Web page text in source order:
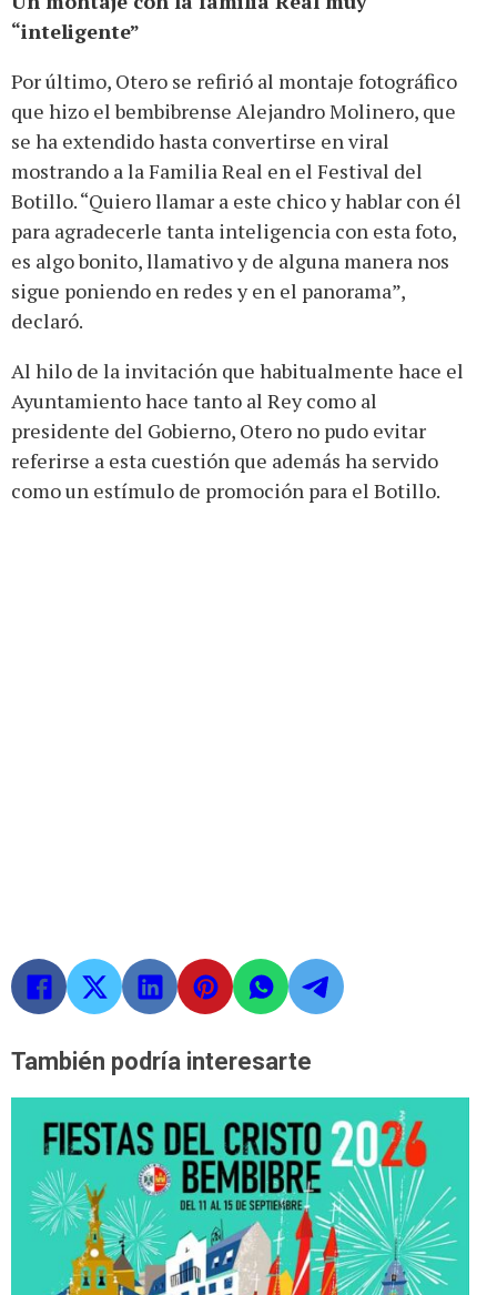
“inteligente”
Por último, Otero se refirió al montaje fotográfico
que hizo el bembibrense Alejandro Molinero, que
se ha extendido hasta convertirse en viral
mostrando a la Familia Real en el Festival del
Botillo. “Quiero llamar a este chico y hablar con él
para agradecerle tanta inteligencia con esta foto,
es algo bonito, llamativo y de alguna manera nos
sigue poniendo en redes y en el panorama”,
declaró.
Al hilo de la invitación que habitualmente hace el
Ayuntamiento hace tanto al Rey como al
presidente del Gobierno, Otero no pudo evitar
referirse a esta cuestión que además ha servido
como un estímulo de promoción para el Botillo.
También podría interesarte